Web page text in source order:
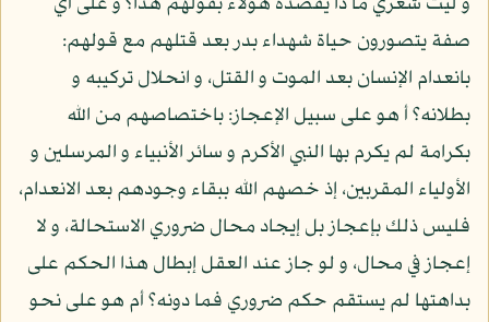
صفة يتصورون حياة شهداء بدر بعد قتلهم مع قولهم:
بانعدام الإنسان بعد الموت و القتل، و انحلال تركيبه و
بطلانه؟ أ هو على سبيل الإعجاز: باختصاصهم من الله
بكرامة لم يكرم بها النبي الأكرم و سائر الأنبياء و المرسلين و
الأولياء المقربين، إذ خصهم الله ببقاء وجودهم بعد الانعدام،
فليس ذلك بإعجاز بل إيجاد محال ضروري الاستحالة، و لا
إعجاز في محال، و لو جاز عند العقل إبطال هذا الحكم على
بداهتها لم يستقم حكم ضروري فما دونه؟ أم هو على نحو